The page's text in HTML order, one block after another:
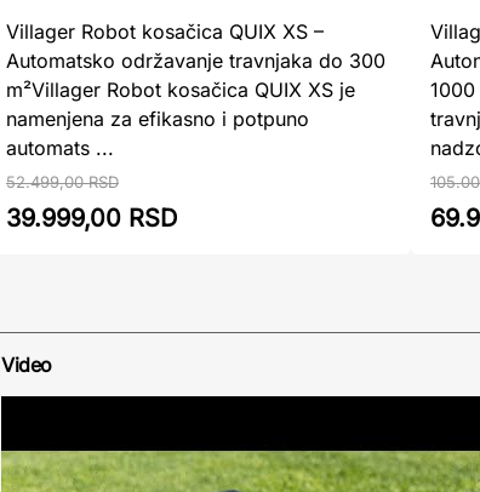
Villager Robot kosačica QUIX XS –
Automatsko održavanje travnjaka do 300
m²Villager Robot kosačica QUIX XS je
namenjena za efikasno i potpuno
automats ...
52.499,00 RSD
39.999,00 RSD
Video